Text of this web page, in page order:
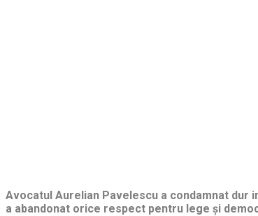
Avocatul Aurelian Pavelescu a condamnat
a abandonat orice respect pentru lege și